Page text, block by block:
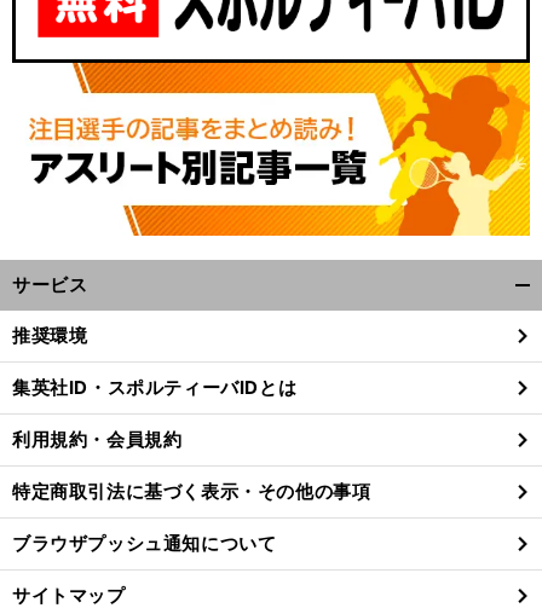
サービス
閉
る
推奨環境
集英社ID・スポルティーバIDとは
利用規約・会員規約
特定商取引法に基づく表示・その他の事項
ブラウザプッシュ通知について
サイトマップ